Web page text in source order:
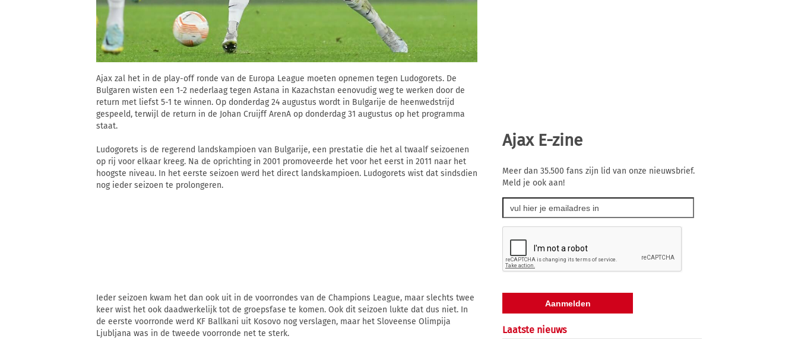
Ajax zal het in de play-off ronde van de Europa League moeten opnemen tegen Ludogorets. De
Bulgaren wisten een 1-2 nederlaag tegen Astana in Kazachstan eenovudig weg te werken door de
return met liefst 5-1 te winnen. Op donderdag 24 augustus wordt in Bulgarije de heenwedstrijd
gespeeld, terwijl de return in de Johan Cruijff ArenA op donderdag 31 augustus op het programma
staat.
Ludogorets is de regerend landskampioen van Bulgarije, een prestatie die het al twaalf seizoenen
op rij voor elkaar kreeg. Na de oprichting in 2001 promoveerde het voor het eerst in 2011 naar het
hoogste niveau. In het eerste seizoen werd het direct landskampioen. Ludogorets wist dat sindsdien
nog ieder seizoen te prolongeren.
Ieder seizoen kwam het dan ook uit in de voorrondes van de Champions League, maar slechts twee
keer wist het ook daadwerkelijk tot de groepsfase te komen. Ook dit seizoen lukte dat dus niet. In
de eerste voorronde werd KF Ballkani uit Kosovo nog verslagen, maar het Sloveense Olimpija
Ljubljana was in de tweede voorronde net te sterk.
Ajax E-zine
Meer dan 35.500 fans zijn lid van onze nieuwsbrief.
Meld je ook aan!
Laatste nieuws